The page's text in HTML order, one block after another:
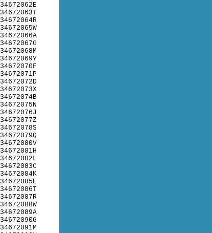
34672062E
34672063T
34672064R
34672065W
34672066A
34672067G
34672068M
34672069Y
34672070F
34672071P
34672072D
34672073X
34672074B
34672075N
34672076J
34672077Z
34672078S
34672079Q
34672080V
34672081H
34672082L
34672083C
34672084K
34672085E
34672086T
34672087R
34672088W
34672089A
34672090G
34672091M